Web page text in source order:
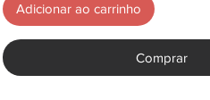
Adicionar ao carrinho
Comprar